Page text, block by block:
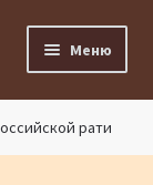
Меню
рати